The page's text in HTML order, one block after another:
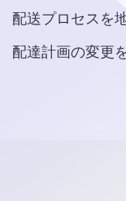
配送プロセスを
配達計画の変更